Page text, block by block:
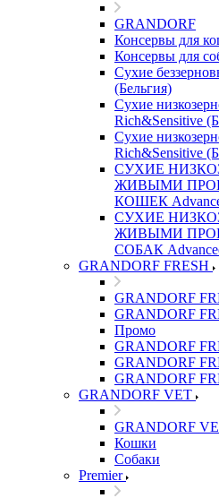
GRANDORF
Консервы для
Консервы для
Сухие
(Бельгия)
Сухие
Rich&Sensitive
Сухие
Rich&Sensitive
СУХИЕ
ЖИВЫМИ
КОШЕК
СУХИЕ
ЖИВЫМИ
СОБАК
GRANDORF FRESH
GRANDORF
GRANDORF
Промо
GRANDORF
GRANDORF
GRANDORF
GRANDORF VET
GRANDORF
Кошки
Собаки
Premier